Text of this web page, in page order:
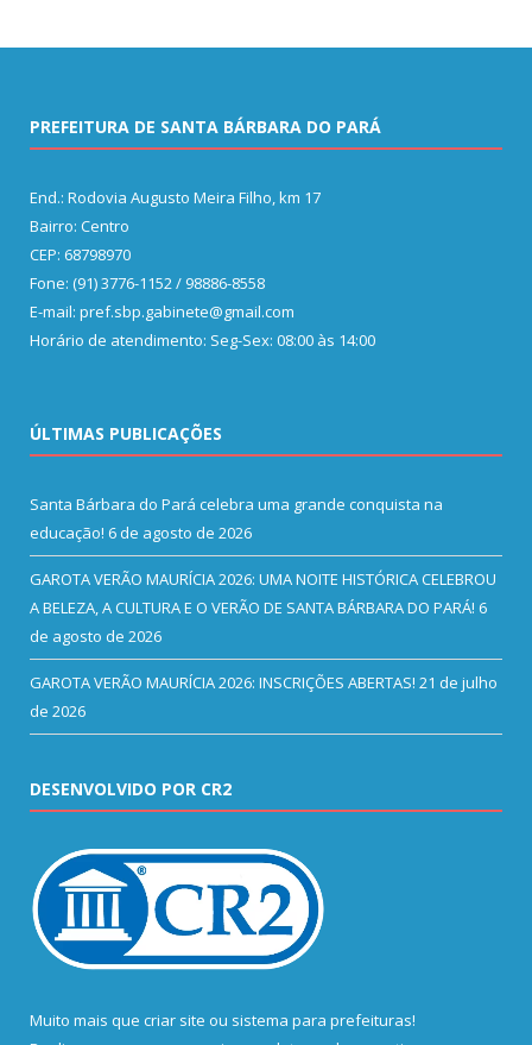
PREFEITURA DE SANTA BÁRBARA DO PARÁ
End.: Rodovia Augusto Meira Filho, km 17
Bairro: Centro
CEP: 68798970
Fone: (91) 3776-1152 / 98886-8558
E-mail: pref.sbp.gabinete@gmail.com
Horário de atendimento: Seg-Sex: 08:00 às 14:00
ÚLTIMAS PUBLICAÇÕES
Santa Bárbara do Pará celebra uma grande conquista na
educação! 6 de agosto de 2026
GAROTA VERÃO MAURÍCIA 2026: UMA NOITE HISTÓRICA CELEBROU
A BELEZA, A CULTURA E O VERÃO DE SANTA BÁRBARA DO PARÁ! 6
de agosto de 2026
GAROTA VERÃO MAURÍCIA 2026: INSCRIÇÕES ABERTAS! 21 de julho
de 2026
DESENVOLVIDO POR CR2
Muito mais que criar site ou sistema para prefeituras!